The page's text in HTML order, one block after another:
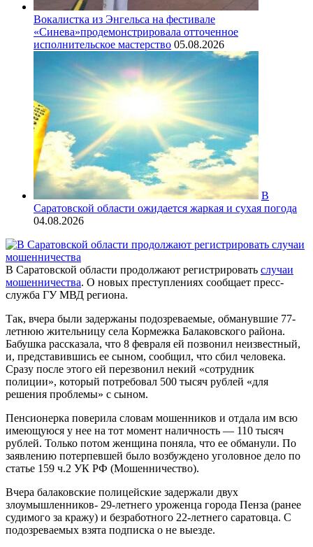
Вокалистка из Энгельса на фестивале
«Синева»продемонстрировала отточенное
исполнительское мастерство 05.08.2026
В
Саратовской области ожидается жаркая и сухая погода
04.08.2026
В Саратовской области продолжают регистрировать случаи
мошенничества. О новых преступлениях сообщает пресс-
служба ГУ МВД региона.
Так, вчера были задержаны подозреваемые, обманувшие 77-
летнюю жительницу села Кормежка Балаковского района.
Бабушка рассказала, что 8 февраля ей позвонил неизвестный,
и, представившись ее сыном, сообщил, что сбил человека.
Сразу после этого ей перезвонил некий «сотрудник
полиции», который потребовал 500 тысяч рублей «для
решения проблемы» с сыном.
Пенсионерка поверила словам мошенников и отдала им всю
имеющуюся у нее на тот момент наличность — 110 тысяч
рублей. Только потом женщина поняла, что ее обманули. По
заявлению потерпевшей было возбуждено уголовное дело по
статье 159 ч.2 УК РФ (Мошенничество).
Вчера балаковские полицейские задержали двух
злоумышленников- 29-летнего уроженца города Пенза (ранее
судимого за кражу) и безработного 22-летнего саратовца. С
подозреваемых взята подписка о не выезде.